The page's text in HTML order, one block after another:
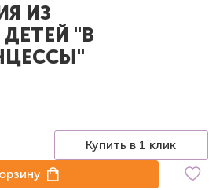
ИЗ
"В
Купить в 1 клик